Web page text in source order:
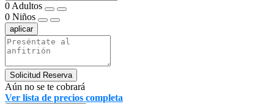
0 Adultos
0 Niños
aplicar
Solicitud Reserva
Aún no se te cobrará
Ver lista de precios completa